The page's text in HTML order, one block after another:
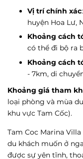
Vị trí chính xác
huyện Hoa Lư,
Khoảng cách
có thể đi bộ ra
Khoảng cách
- 7km, di
Khoảng giá tham
loại phòng và mùa
khu vực Tam Cốc).
Tam Coc Marina
du khách muốn ở
được sự yên tĩnh,